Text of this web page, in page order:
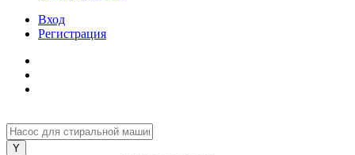
Вход
Регистрация